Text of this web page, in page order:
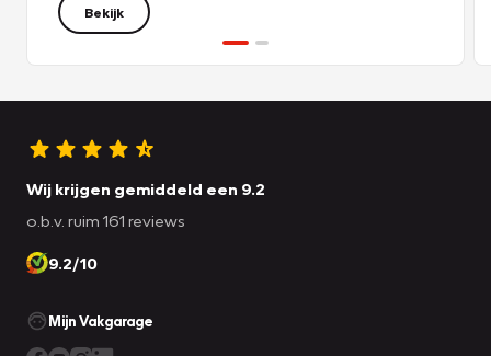
Bekijk
Wij krijgen gemiddeld een 9.2
o.b.v. ruim 161 reviews
9.2/10
Mijn Vakgarage